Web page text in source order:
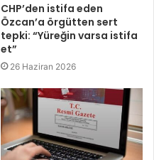
CHP’den istifa eden
Özcan’a örgütten sert
tepki: “Yüreğin varsa istifa
et”
26 Haziran 2026